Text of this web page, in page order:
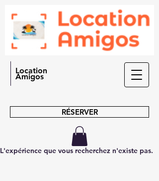
Location
Amigos
RÉSERVER
L'expérience que vous recherchez n'existe pas.